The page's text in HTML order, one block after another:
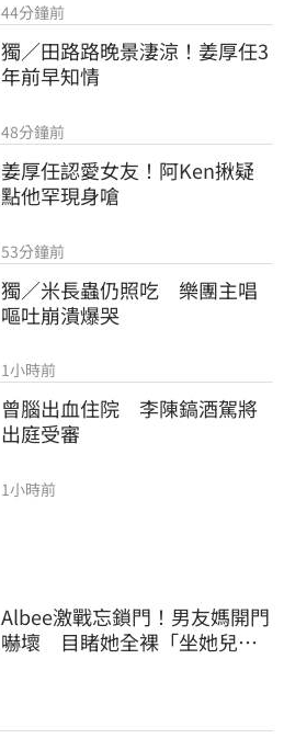
44分鐘前
獨／田路路晚景淒涼！姜厚任3
年前早知情
48分鐘前
姜厚任認愛女友！阿Ken揪疑
點他罕現身嗆
53分鐘前
獨／米長蟲仍照吃　樂團主唱
嘔吐崩潰爆哭
1小時前
曾腦出血住院　李陳鎬酒駕將
出庭受審
1小時前
Albee激戰忘鎖門！男友媽開門
嚇壞 目睹她全裸「坐她兒子